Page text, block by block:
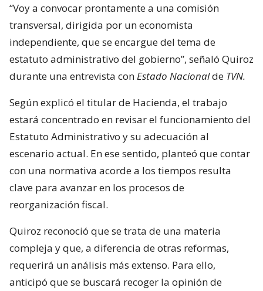
“Voy a convocar prontamente a una comisión
transversal, dirigida por un economista
independiente, que se encargue del tema de
estatuto administrativo del gobierno”, señaló Quiroz
durante una entrevista conEstado Nacionalde TVN.
Según explicó el titular de Hacienda, el trabajo
estará concentrado en revisar el funcionamiento del
Estatuto Administrativo y su adecuación al
escenario actual. En ese sentido, planteó que contar
con una normativa acorde a los tiempos resulta
clave para avanzar en los procesos de
reorganización fiscal.
Quiroz reconoció que se trata de una materia
compleja y que, a diferencia de otras reformas,
requerirá un análisis más extenso. Para ello,
anticipó que se buscará recoger la opinión de